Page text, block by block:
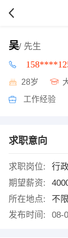
吴/ 先生
28岁
工作经验
求职意向
求职岗位:
行
期望薪资:
所在地点:
不
发布时间:
08-